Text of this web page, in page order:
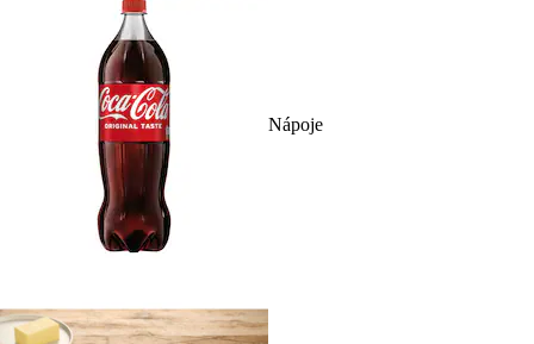
Nápoje